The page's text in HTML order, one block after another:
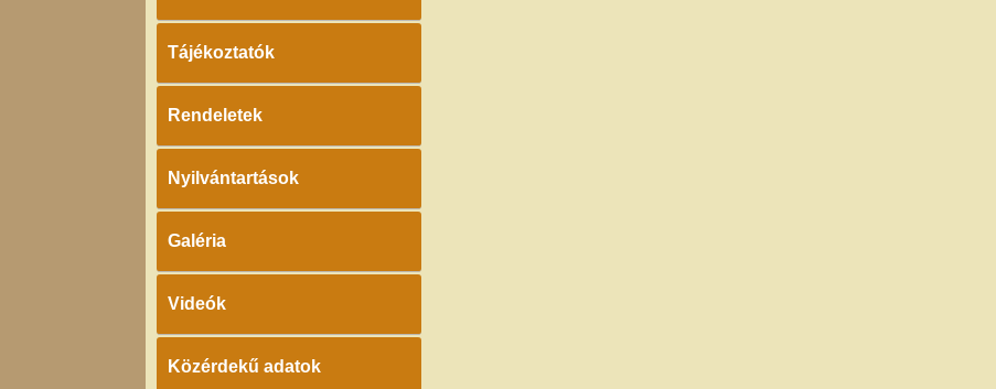
Tájékoztatók
Rendeletek
Nyilvántartások
Galéria
Videók
Közérdekű adatok